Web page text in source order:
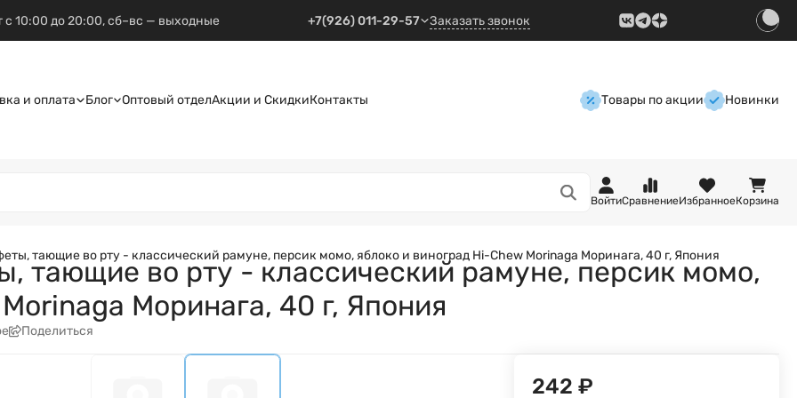
с 10:00 до 20:00, сб–вс — выходные +7(926) 011-29-57 Заказать звонок
и оплата Блог Оптовый отделАкции и СкидкиКонтакты Товары по акции Новинки
ВойтиСравнениеИзбранноеКорзина
тающие во рту - классический рамуне, персик момо, яблоко и виноград Hi-Chew Morinaga Моринага, 40 г, Япония
тающие во рту - классический рамуне, персик момо,
Моринага, 40 г, Япония
Поделиться
242 ₽